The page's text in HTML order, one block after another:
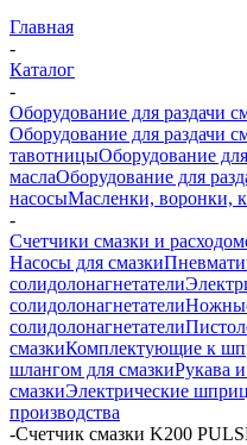
Главная
-
Каталог
-
Оборудование для раздачи
Оборудование для раздачи
тавотницыОборудование
маслаОборудование для
насосыМасленки, воронки,
-
Счетчики смазки и
Насосы для смазки
солидолонагнетатели
солидолонагнетатели
солидолонагнетатели
смазкиКомплектующие к
шлангом для смазкиРукава
смазкиЭлектрические
производства
-Счетчик смазки K200